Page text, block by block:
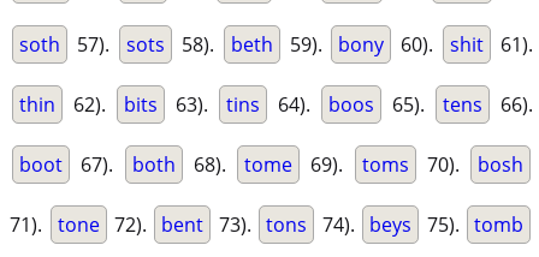
soth 57). sots 58). beth 59). bony 60). shit 61).
thin 62). bits 63). tins 64). boos 65). tens 66).
boot 67). both 68). tome 69). toms 70). bosh
71). tone 72). bent 73). tons 74). beys 75). tomb